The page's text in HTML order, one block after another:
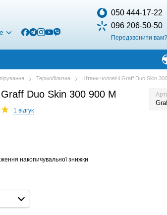
050 444-17-22
096 206-50-50
Передзвонити вам?
Термобілизна Штани чоловічі Graff Duo Skin
Graff Duo Skin 300 900 M
1 відгук
накопичувальної знижки